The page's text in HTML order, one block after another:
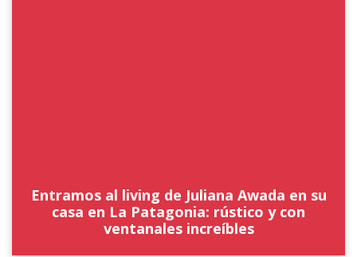
Entramos al living de Juliana Awada en su
casa en La Patagonia: rústico y con
ventanales increíbles